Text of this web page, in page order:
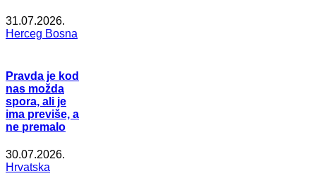
31.07.2026.
Herceg Bosna
Pravda je kod
nas možda
spora, ali je
ima previše, a
ne premalo
30.07.2026.
Hrvatska